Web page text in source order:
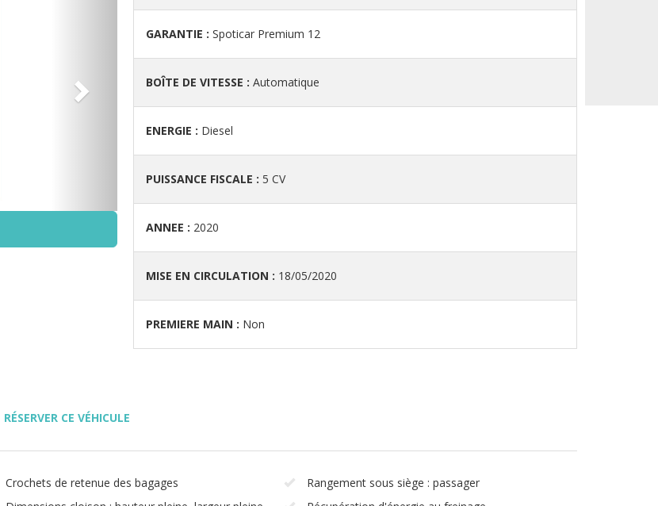
GARANTIE : Spoticar Premium 12
BOÎTE DE VITESSE : Automatique
ENERGIE : Diesel
PUISSANCE FISCALE : 5 CV
ANNEE : 2020
MISE EN CIRCULATION : 18/05/2020
PREMIERE MAIN : Non
RÉSERVER CE VÉHICULE
Crochets de retenue des bagages
Rangement sous siège : passager